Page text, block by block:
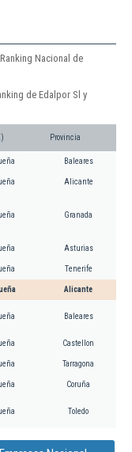
Nacional de
de Edalpor Sl y
Provincia
Baleares
Alicante
Granada
Asturias
Tenerife
Alicante
Baleares
Castellon
Tarragona
Coruña
Toledo